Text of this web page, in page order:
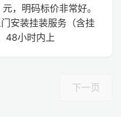
，明码标价非常好。
安装挂装服务（含挂
48小时内上
下一页